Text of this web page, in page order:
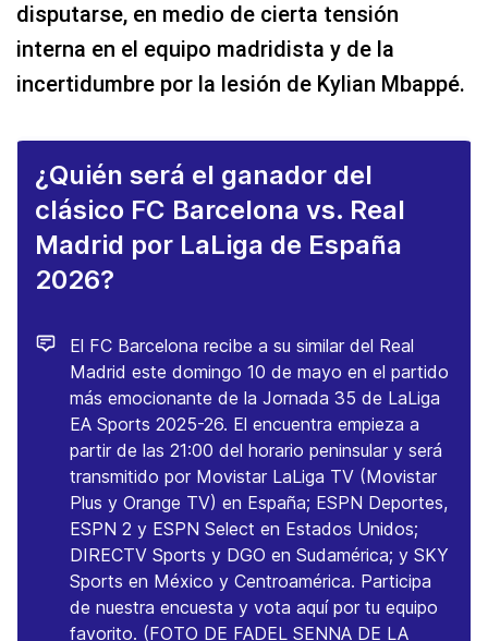
disputarse, en medio de cierta tensión
interna en el equipo madridista y de la
incertidumbre por la lesión de Kylian Mbappé.